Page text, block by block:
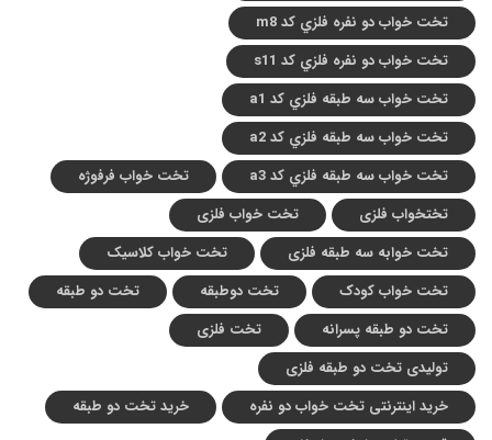
تخت خواب دو نفره فلزي کد m8
تخت خواب دو نفره فلزي کد s11
تخت خواب سه طبقه فلزي کد a1
تخت خواب سه طبقه فلزي کد a2
تخت خواب سه طبقه فلزي کد a3
تخت خواب فرفوژه
تختخواب فلزی
تخت خواب فلزی
تخت خوابه سه طبقه فلزی
تخت خواب کلاسیک
تخت خواب کودک
تخت دوطبقه
تخت دو طبقه
تخت دو طبقه پسرانه
تخت فلزی
تولیدی تخت دو طبقه فلزی
خرید اینترنتی تخت خواب دو نفره
خرید تخت دو طبقه